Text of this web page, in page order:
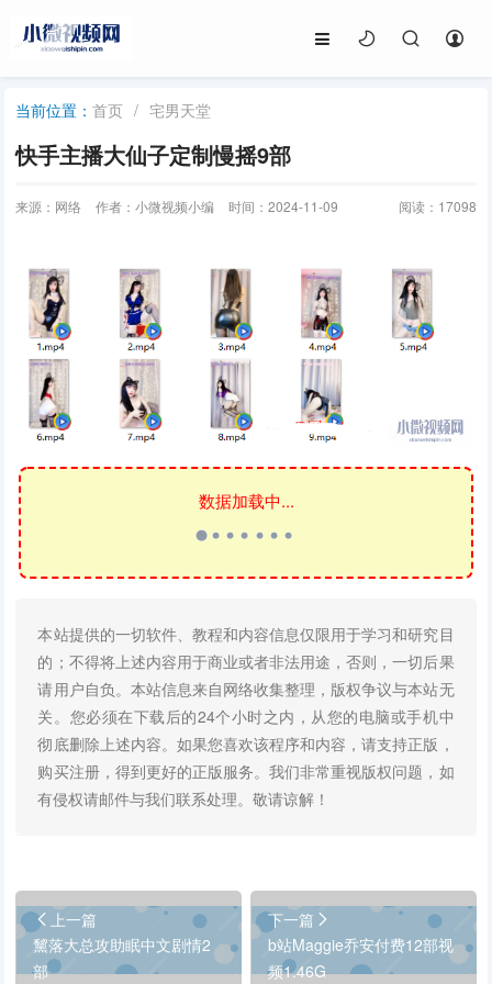
当前位置：首页 / 宅男天堂
快手主播大仙子定制慢摇9部
来源：网络 作者：小微视频小编 时间：2024-11-09 阅读： 17098
数据加载中...
本站提供的一切软件、教程和内容信息仅限用于学习和研究目
的；不得将上述内容用于商业或者非法用途，否则，一切后果
请用户自负。本站信息来自网络收集整理，版权争议与本站无
关。您必须在下载后的24个小时之内，从您的电脑或手机中
彻底删除上述内容。如果您喜欢该程序和内容，请支持正版，
购买注册，得到更好的正版服务。我们非常重视版权问题，如
有侵权请邮件与我们联系处理。敬请谅解！
上一篇
黧落大总攻助眠中文剧情2
部
下一篇
b站Maggie乔安付费12部视
频1.46G